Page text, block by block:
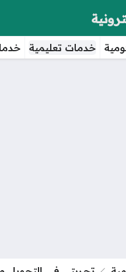
خدمات تعليمية